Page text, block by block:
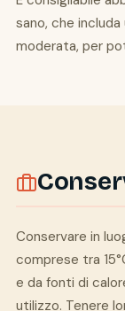
sano, che
moderata, per
Conservare in
comprese tra
e da fonti di
utilizzo. Tenere